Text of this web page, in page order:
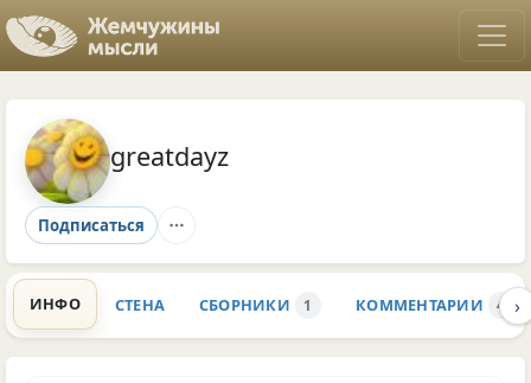
greatdayz
Подписаться
ИНФО СТЕНА СБОРНИКИ 1 КОММЕНТАРИИ 4 ›